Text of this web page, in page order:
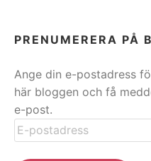
PRENUMERERA PÅ
Ange din e-postadress
här bloggen och få
e-post.
E-
postadress